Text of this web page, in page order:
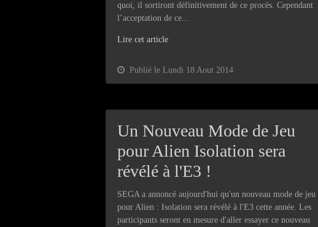
quoi, il sortiront définitivement de ce procès. Cependant
l’acceptation de ce...
Lire cet article
Publié le Lundi 18 Aout 2014
Un Nouveau Mode de Jeu
pour Alien Isolation sera
révélé à l'E3 !
SEGA a annoncé aujourd'hui qu'un nouveau mode de jeu
pour Alien : Isolation sera révélé à l'E3 cette année. Les
participants seront en mesure d'aller essayer ce nouveau